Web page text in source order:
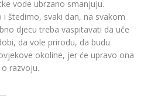
vode ubrzano smanjuju.
štedimo, svaki dan, na svakom
djecu treba vaspitavati da uče
da vole prirodu, da budu
okoline, jer će upravo ona
razvoju.